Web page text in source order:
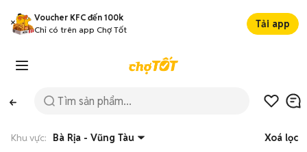
Voucher KFC đến 100k
Chỉ có trên app Chợ Tốt
Tải app
Khu vực: Bà Rịa - Vũng Tàu Xoá lọc